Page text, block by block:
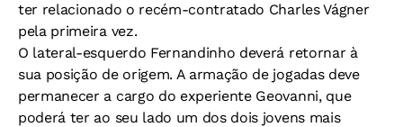
ter relacionado o recém-contratado Charles Vágner
pela primeira vez.
O lateral-esquerdo Fernandinho deverá retornar à
sua posição de origem. A armação de jogadas deve
permanecer a cargo do experiente Geovanni, que
poderá ter ao seu lado um dos dois jovens mais